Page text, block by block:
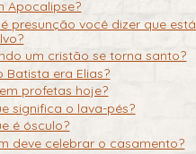
Apocalipse?
presunção você dizer que está
um cristão se torna santo?
Batista era Elias?
profetas hoje?
significa o lava-pés?
é ósculo?
deve celebrar o casamento?